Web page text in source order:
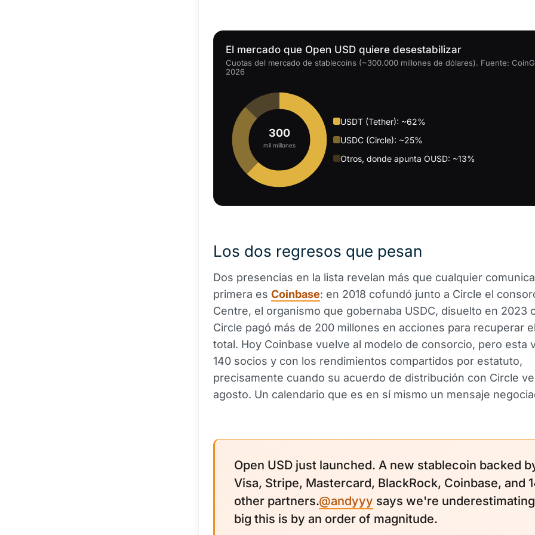
El mercado que Open USD quiere desestabilizar
Cuotas del mercado de stablecoins (~300.000 millones de dólares). Fuente:
2026
300
mil millones
USDT (Tether): ~62%
USDC (Circle): ~25%
Otros, donde apunta OUSD: ~13%
Los dos regresos que pesan
Dos presencias en la lista revelan más que cualquier
primera es Coinbase: en 2018 cofundó junto a Circle el
Centre, el organismo que gobernaba USDC, disuelto en 2023
Circle pagó más de 200 millones en acciones para recuperar
total. Hoy Coinbase vuelve al modelo de consorcio, pero esta
140 socios y con los rendimientos compartidos por estatuto,
precisamente cuando su acuerdo de distribución con Circle
agosto. Un calendario que es en sí mismo un mensaje
Open USD just launched. A new stablecoin backed
Visa, Stripe, Mastercard, BlackRock, Coinbase, and
other partners.@andyyy says we're
big this is by an order of magnitude.